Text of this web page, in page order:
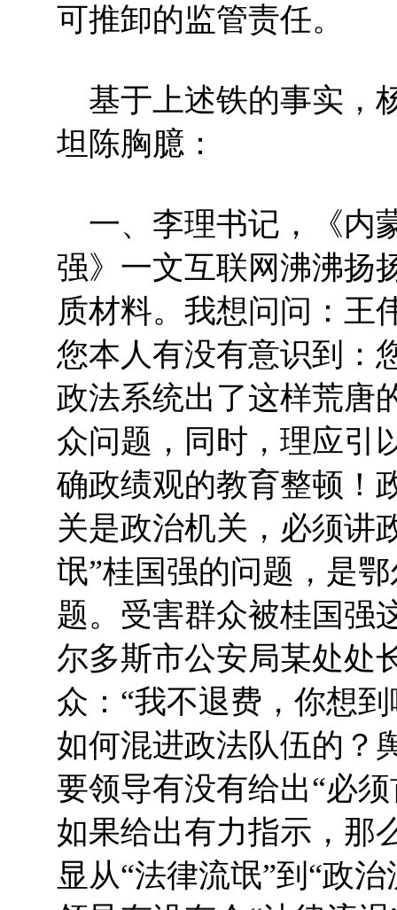
可推卸的监管责任。
基于上述铁的事实，
坦陈胸臆：
一、李理书记，《内
强》一文互联网沸沸扬
质材料。我想问问：王
您本人有没有意识到：
政法系统出了这样荒唐
众问题，同时，理应引
确政绩观的教育整顿！
关是政治机关，必须讲
氓”桂国强的问题，是
题。受害群众被桂国强
尔多斯市公安局某处处
众：“我不退费，你想
如何混进政法队伍的？
要领导有没有给出“必
如果给出有力指示，那
显从“法律流氓”到“政